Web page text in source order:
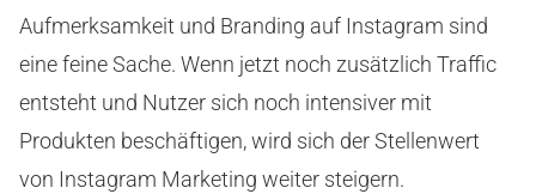
Aufmerksamkeit und Branding auf Instagram sind
eine feine Sache. Wenn jetzt noch zusätzlich Traffic
entsteht und Nutzer sich noch intensiver mit
Produkten beschäftigen, wird sich der Stellenwert
von Instagram Marketing weiter steigern.